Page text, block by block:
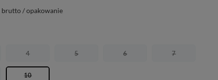
brutto /opakowanie
4 5 6 7
10